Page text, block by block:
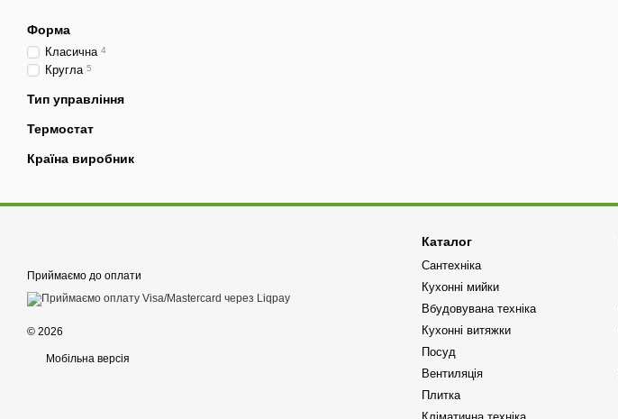
Форма
Класична 4
Кругла 5
Тип управління
Термостат
Країна виробник
Приймаємо до оплати
© 2026
Мобільна версія
Каталог
Сантехніка
Кухонні мийки
Вбудовувана техніка
Кухонні витяжки
Посуд
Вентиляція
Плитка